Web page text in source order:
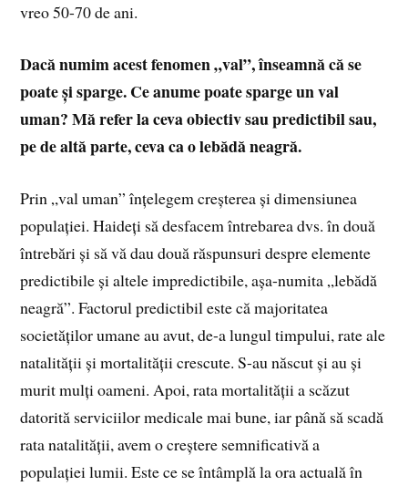
vreo 50-70 de ani.
Dacă numim acest fenomen „val”, înseamnă că se
poate și sparge. Ce anume poate sparge un val
uman? Mă refer la ceva obiectiv sau predictibil sau,
pe de altă parte, ceva ca o lebădă neagră.
Prin „val uman” înțelegem creșterea și dimensiunea
populației. Haideți să desfacem întrebarea dvs. în două
întrebări și să vă dau două răspunsuri despre elemente
predictibile și altele impredictibile, așa-numita „lebădă
neagră”. Factorul predictibil este că majoritatea
societăților umane au avut, de-a lungul timpului, rate ale
natalității și mortalității crescute. S-au născut și au și
murit mulți oameni. Apoi, rata mortalității a scăzut
datorită serviciilor medicale mai bune, iar până să scadă
rata natalității, avem o creștere semnificativă a
populației lumii. Este ce se întâmplă la ora actuală în